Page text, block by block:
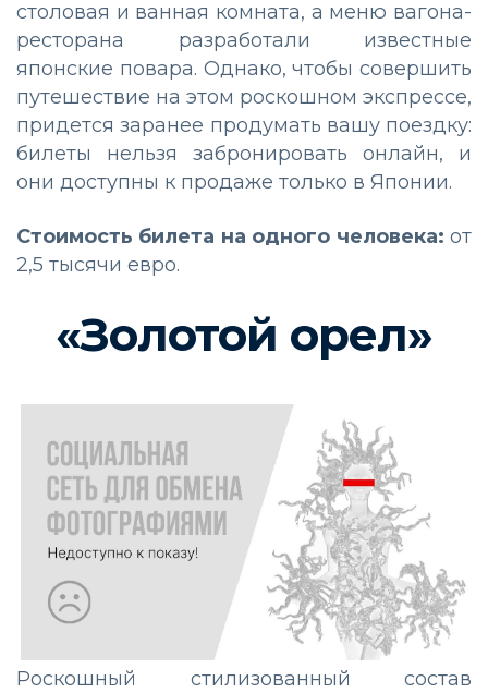
столовая и ванная комната, а меню вагона-
ресторана разработали известные
японские повара. Однако, чтобы совершить
путешествие на этом роскошном экспрессе,
придется заранее продумать вашу поездку:
билеты нельзя забронировать онлайн, и
они доступны к продаже только в Японии.
Стоимость билета на одного человека: от
2,5 тысячи евро.
«Золотой орел»
Роскошный стилизованный состав